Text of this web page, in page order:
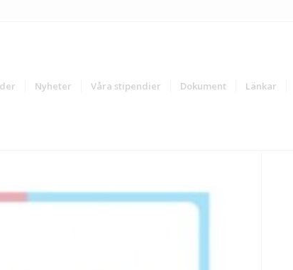
Nyheter Våra stipendier Dokument Länkar